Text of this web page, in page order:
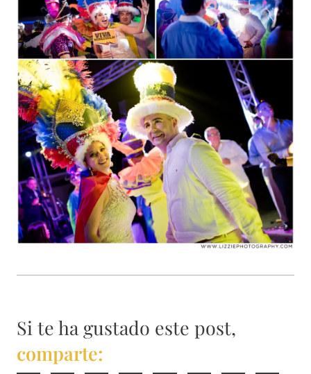
Si te ha gustado este post,
comparte: